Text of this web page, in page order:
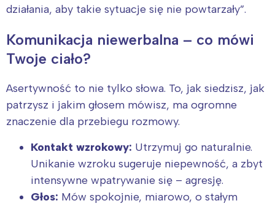
działania, aby takie sytuacje się nie powtarzały”.
Komunikacja niewerbalna – co mówi
Twoje ciało?
Asertywność to nie tylko słowa. To, jak siedzisz, jak
patrzysz i jakim głosem mówisz, ma ogromne
znaczenie dla przebiegu rozmowy.
Kontakt wzrokowy: Utrzymuj go naturalnie.
Unikanie wzroku sugeruje niepewność, a zbyt
intensywne wpatrywanie się – agresję.
Głos: Mów spokojnie, miarowo, o stałym